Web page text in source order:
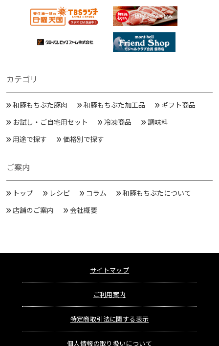
カテゴリ
和豚もちぶた豚肉 和豚もちぶた加工品
ギフト商品
お試し・ご自宅用セット
冷凍商品
調味料
用途で探す
価格別で探す
ご案内
トップ レシピ コラム
和豚もちぶたについて
店舗のご案内
会社概要
サイトマップ
ご利用案内
特定商取引法に関する表示
個人情報の取り扱いについて